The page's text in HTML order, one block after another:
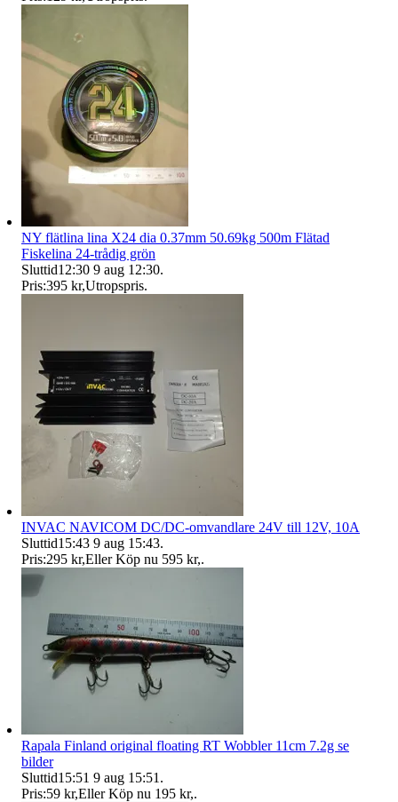
NY flätlina lina X24 dia 0.37mm 50.69kg 500m Flätad
Fiskelina 24-trådig grön
Sluttid12:30 9 aug 12:30.
Pris:395 kr,Utropspris.
INVAC NAVICOM DC/DC-omvandlare 24V till 12V, 10A
Sluttid15:43 9 aug 15:43.
Pris:295 kr,Eller Köp nu 595 kr,.
Rapala Finland original floating RT Wobbler 11cm 7.2g se
bilder
Sluttid15:51 9 aug 15:51 .
Pris:59 kr,Eller Köp nu 195 kr,.